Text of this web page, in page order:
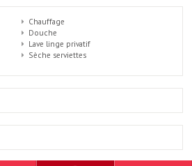
Chauffage
Douche
Lave linge privatif
Sèche serviettes